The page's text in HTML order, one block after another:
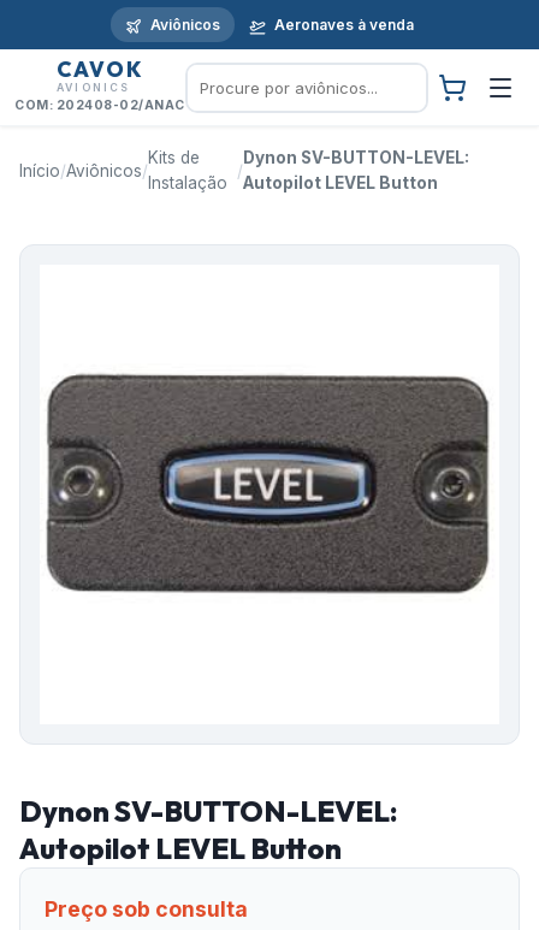
Aviônicos Aeronaves à venda
CAVOK
AVIONICS
COM: 202408-02/ANAC
Início/Aviônicos/
Kits de
Instalação
/
Dynon SV-BUTTON-LEVEL:
Autopilot LEVEL Button
Dynon SV-BUTTON-LEVEL:
Autopilot LEVEL Button
Preço sob consulta